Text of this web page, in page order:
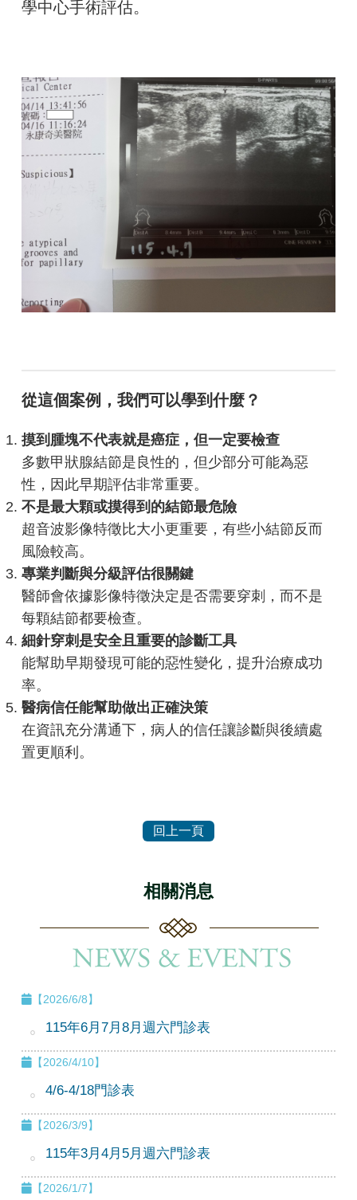
學中心手術評估。
從這個案例，我們可以學到什麼？
摸到腫塊不代表就是癌症，但一定要檢查
多數甲狀腺結節是良性的，但少部分可能為惡
性，因此早期評估非常重要。
不是最大顆或摸得到的結節最危險
超音波影像特徵比大小更重要，有些小結節反而
風險較高。
專業判斷與分級評估很關鍵
醫師會依據影像特徵決定是否需要穿刺，而不是
每顆結節都要檢查。
細針穿刺是安全且重要的診斷工具
能幫助早期發現可能的惡性變化，提升治療成功
率。
醫病信任能幫助做出正確決策
在資訊充分溝通下，病人的信任讓診斷與後續處
置更順利。
相關消息
【2026/6/8】
115年6月7月8月週六門診表
【2026/4/10】
4/6-4/18門診表
【2026/3/9】
115年3月4月5月週六門診表
【2026/1/7】